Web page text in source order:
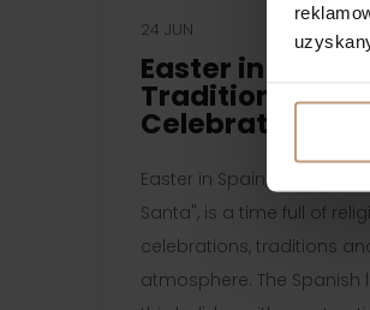
24 JUN
Easter in Spain –
Traditions and
Celebrations
Easter in Spain, also
Santa", is a time full of
celebrations, traditions
atmosphere. The Spanish